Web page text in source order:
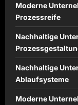
Moderne
Prozessreife
Nachhaltige
Nachhaltige
Ablaufsysteme
Moderne